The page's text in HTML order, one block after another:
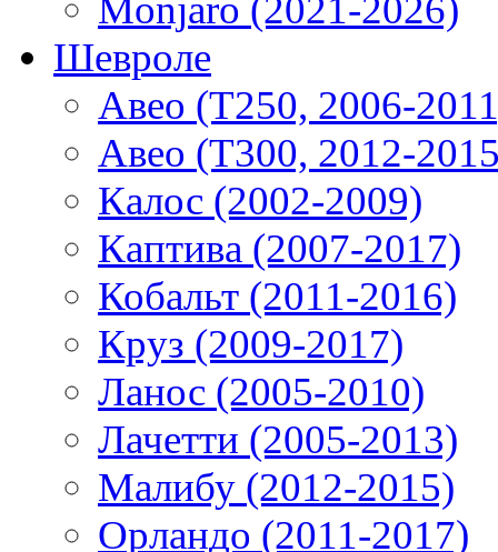
Monjaro (2021-2026)
Шевроле
Авео (T250, 2006-
Авео (T300, 2012-
Калос (2002-2009)
Каптива (2007-2017)
Кобальт (2011-2016)
Круз (2009-2017)
Ланос (2005-2010)
Лачетти (2005-2013)
Малибу (2012-2015)
Орландо (2011-2017)